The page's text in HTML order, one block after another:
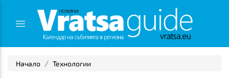
Начало Технологии